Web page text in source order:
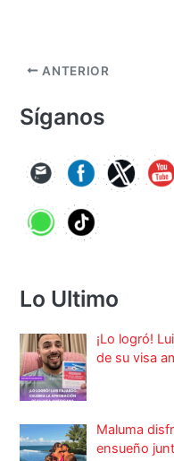
ANTERIOR
Síganos
Lo Ultimo
¡Lo logró!
de su visa
Maluma
ensueño